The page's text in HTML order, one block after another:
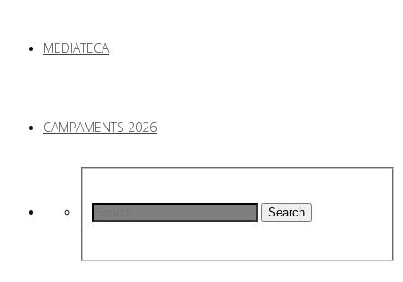
MEDIATECA
CAMPAMENTS 2026
Search